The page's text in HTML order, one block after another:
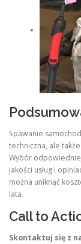
Spawanie
techniczna, ale
Wybór
jakości usług i
można uniknąć
lata.
Call to
Skontaktuj się z